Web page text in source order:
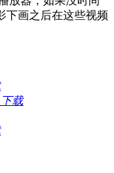
下画之后在这些视频
下载